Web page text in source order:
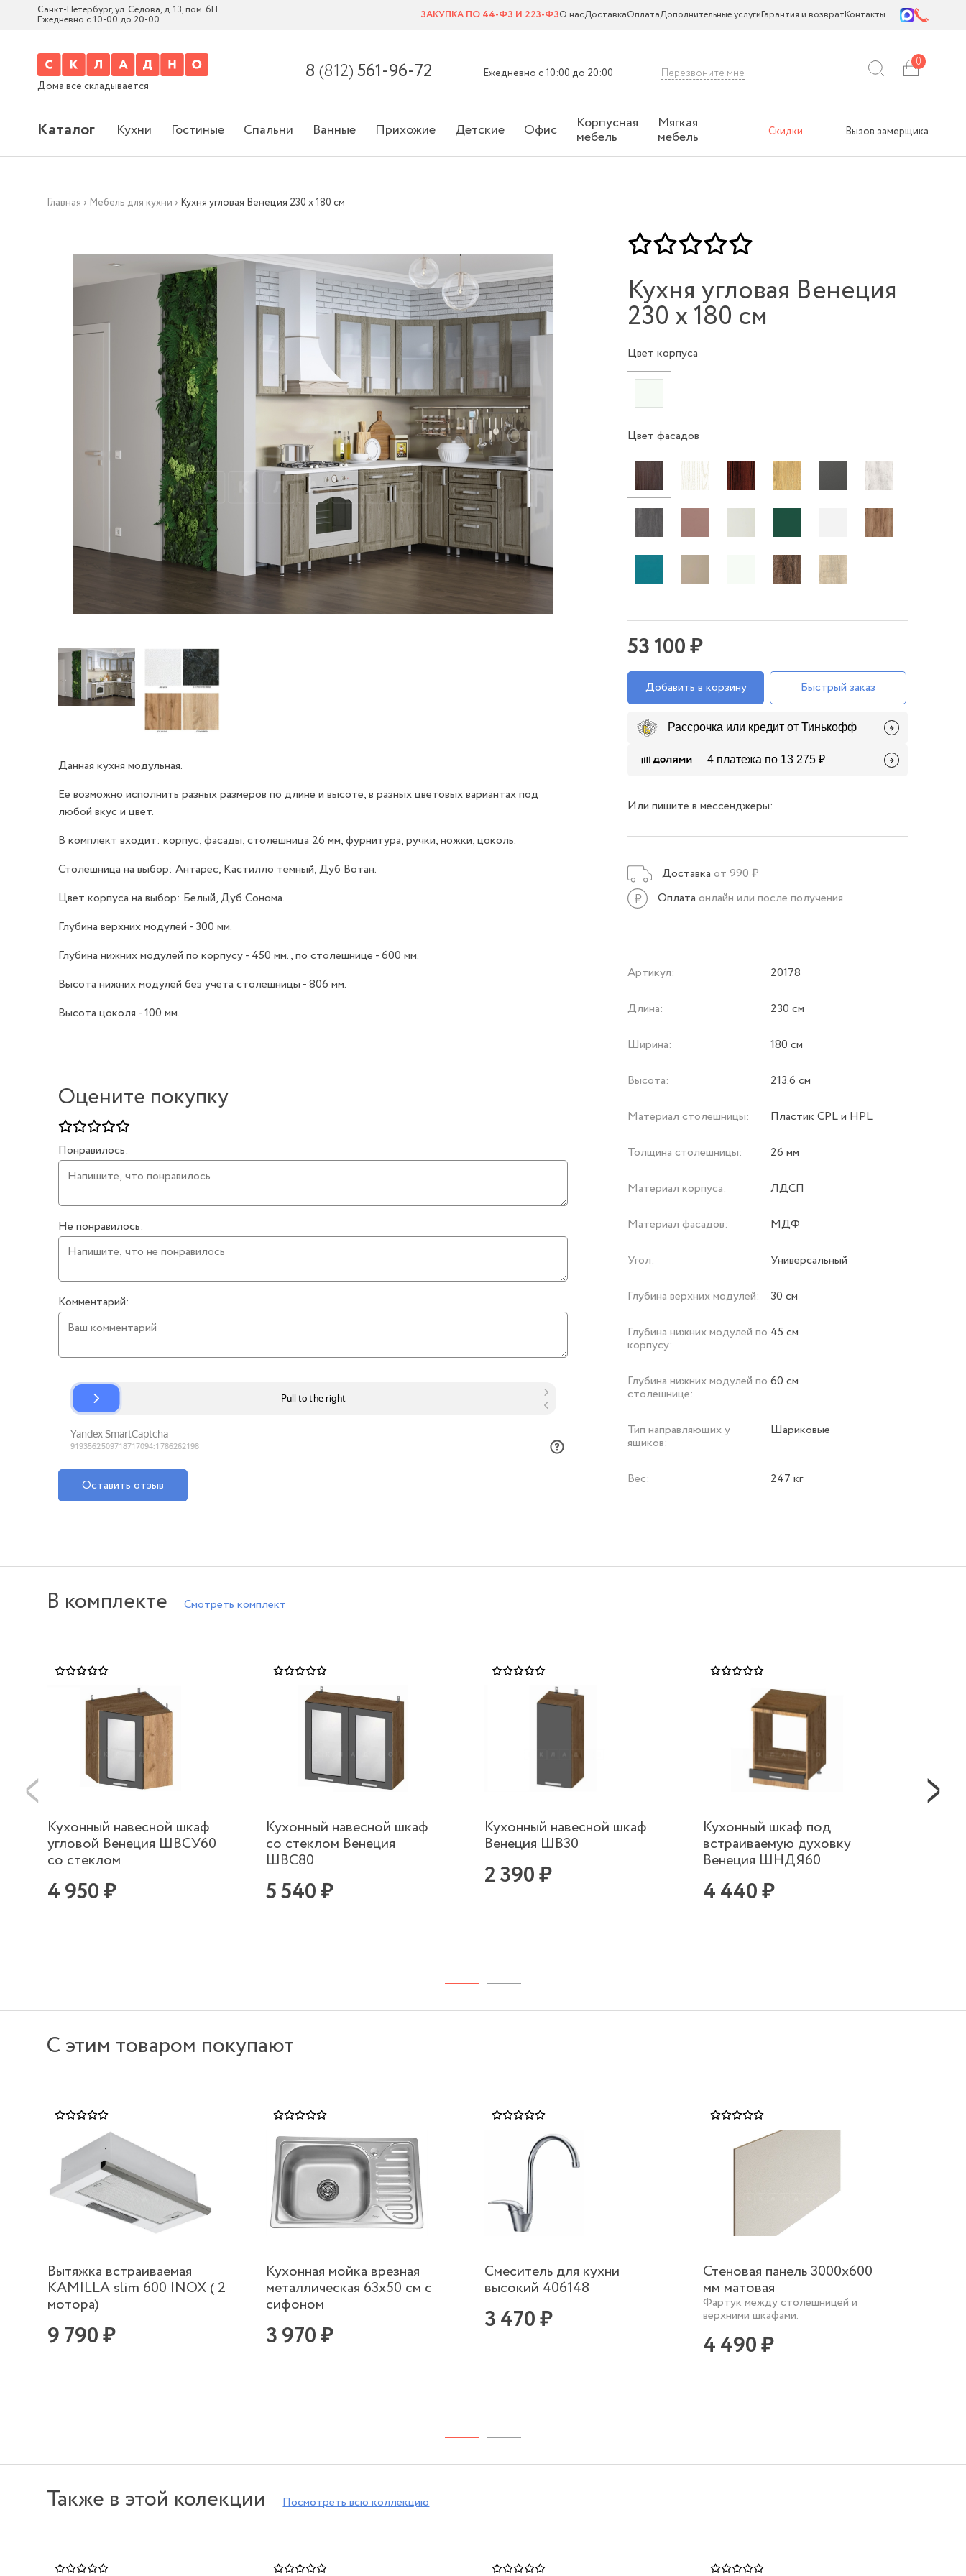
Санкт-Петербург, ул. Седова, д. 13, пом. 6Н
Ежедневно с 10-00 до 20-00 ЗАКУПКА ПО 44-ФЗ И 223-ФЗО насДоставкаОплатаДополнительные услугиГарантия и возвратКонтакты
Дома все складывается
8 (812) 561-96-72 Ежедневно с 10:00 до 20:00 Перезвоните мне
0
Каталог Кухни Гостиные Спальни Ванные Прихожие Детские Офис Корпусная
мебель
Мягкая
мебель Скидки Вызов замерщика
Главная › Мебель для кухни › Кухня угловая Венеция 230 х 180 см
Данная кухня модульная.
Ее возможно исполнить разных размеров по длине и высоте, в разных цветовых вариантах под
любой вкус и цвет.
В комплект входит: корпус, фасады, столешница 26 мм, фурнитура, ручки, ножки, цоколь.
Столешница на выбор: Антарес, Кастилло темный, Дуб Вотан.
Цвет корпуса на выбор: Белый, Дуб Сонома.
Глубина верхних модулей - 300 мм.
Глубина нижних модулей по корпусу - 450 мм., по столешнице - 600 мм.
Высота нижних модулей без учета столешницы - 806 мм.
Высота цоколя - 100 мм.
Оцените покупку
Понравилось:
Не понравилось:
Комментарий:
Оставить отзыв
Кухня угловая Венеция
230 х 180 см
Цвет корпуса
Цвет фасадов
53 100 ₽
Добавить в корзину Быстрый заказ
Рассрочка или кредит от Тинькофф
4 платежа по 13 275 ₽
Или пишите в мессенджеры:
Доставка от 990 ₽
Оплата онлайн или после получения
Артикул: 20178
Длина: 230 см
Ширина: 180 см
Высота: 213.6 см
Материал столешницы: Пластик CPL и HPL
Толщина столешницы: 26 мм
Материал корпуса: ЛДСП
Материал фасадов: МДФ
Угол: Универсальный
Глубина верхних модулей: 30 см
Глубина нижних модулей по
корпусу:
45 см
Глубина нижних модулей по
столешнице:
60 см
Тип направляющих у
ящиков:
Шариковые
Вес: 247 кг
В комплекте Смотреть комплект
Кухонный навесной шкаф
угловой Венеция ШВСУ60
со стеклом
4 950 ₽
Кухонный навесной шкаф
со стеклом Венеция
ШВС80
5 540 ₽
Кухонный навесной шкаф
Венеция ШВ30
2 390 ₽
Кухонный шкаф под
встраиваемую духовку
Венеция ШНДЯ60
4 440 ₽
С этим товаром покупают
Вытяжка встраиваемая
KAMILLA slim 600 INOX ( 2
мотора)
9 790 ₽
Кухонная мойка врезная
металлическая 63х50 см с
сифоном
3 970 ₽
Смеситель для кухни
высокий 406148
3 470 ₽
Стеновая панель 3000х600
мм матовая
Фартук между столешницей и
верхними шкафами.
4 490 ₽
Также в этой колекции Посмотреть всю коллекцию